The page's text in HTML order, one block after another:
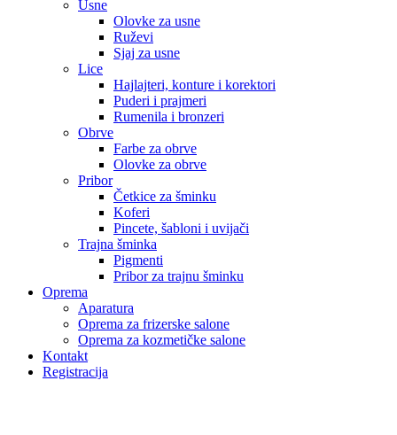
Usne
Olovke za usne
Ruževi
Sjaj za usne
Lice
Hajlajteri, konture i korektori
Puderi i prajmeri
Rumenila i bronzeri
Obrve
Farbe za obrve
Olovke za obrve
Pribor
Četkice za šminku
Koferi
Pincete, šabloni i uvijači
Trajna šminka
Pigmenti
Pribor za trajnu šminku
Oprema
Aparatura
Oprema za frizerske salone
Oprema za kozmetičke salone
Kontakt
Registracija